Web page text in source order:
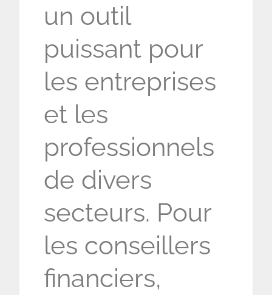
un outil
puissant pour
les entreprises
et les
professionnels
de divers
secteurs. Pour
les conseillers
financiers,